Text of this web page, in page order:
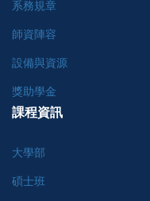
系務規章
師資陣容
設備與資源
獎助學金
課程資訊
大學部
碩士班